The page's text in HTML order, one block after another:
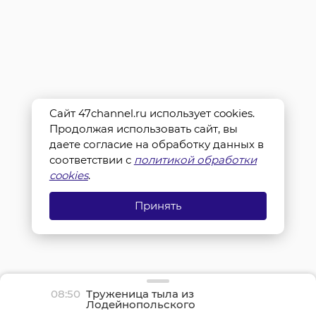
08:50 Труженица тыла из
Лодейнопольского
Сайт 47channel.ru использует cookies.
Продолжая использовать сайт, вы
даете согласие на обработку данных в
соответствии с политикой обработки
cookies.
Принять